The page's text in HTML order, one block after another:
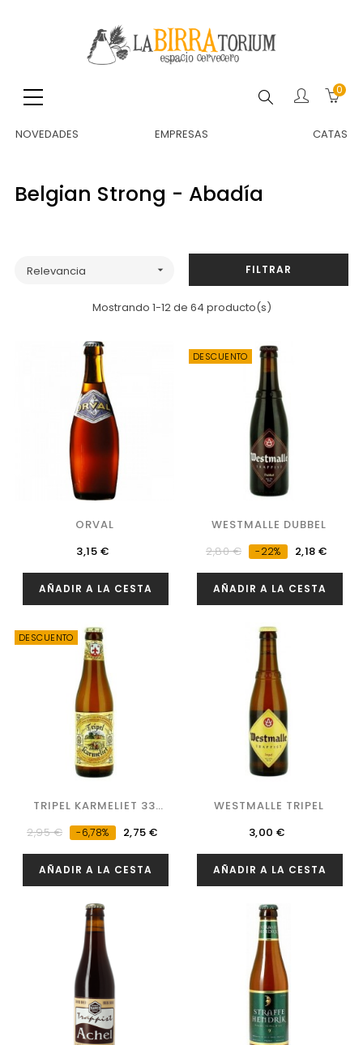
Buscar 0
NOVEDADES EMPRESAS CATAS
Belgian Strong - Abadía
Relevancia  FILTRAR
Mostrando 1-12 de 64 producto(s)
ORVAL
Precio
3,15 €
AÑADIR A LA CESTA
DESCUENTO
WESTMALLE DUBBEL
Precio
regular
2,80 € -22% Precio
2,18 €
AÑADIR A LA CESTA
DESCUENTO
TRIPEL KARMELIET 33
CL.
Precio
regular
2,95 € -6,78% Precio
2,75 €
AÑADIR A LA CESTA
WESTMALLE TRIPEL
Precio
3,00 €
AÑADIR A LA CESTA